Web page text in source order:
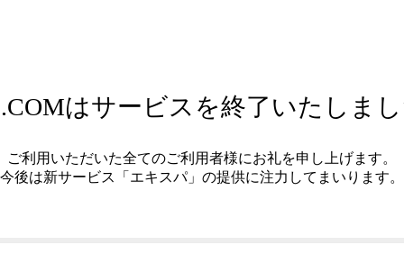
はサービスを終了いたしま
ご利用いただいた全てのご利用者様にお礼を申し上げます。
今後は新サービス「エキスパ」の提供に注力してまいります。